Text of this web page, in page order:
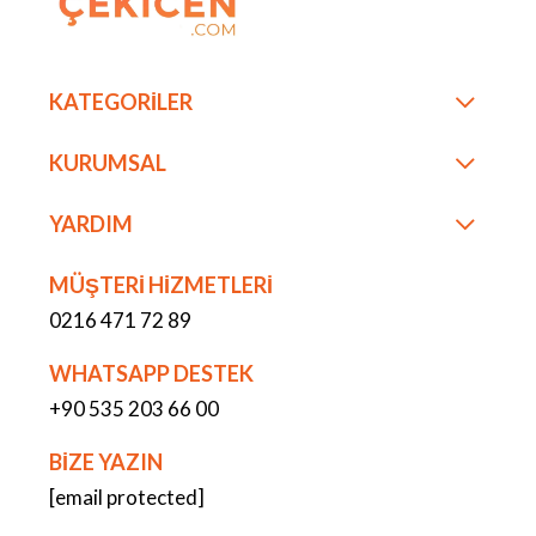
KATEGORİLER
KURUMSAL
YARDIM
MÜŞTERİ HİZMETLERİ
0216 471 72 89
WHATSAPP DESTEK
+90 535 203 66 00
BİZE YAZIN
[email protected]